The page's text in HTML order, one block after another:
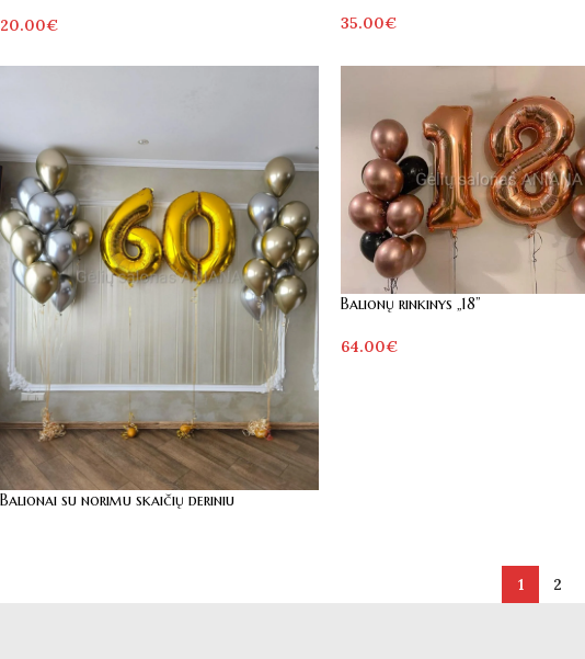
20.00€ 35.00€
Balionai su norimu skaičių deriniu
Balionų rinkinys „18”
64.00€
1 2